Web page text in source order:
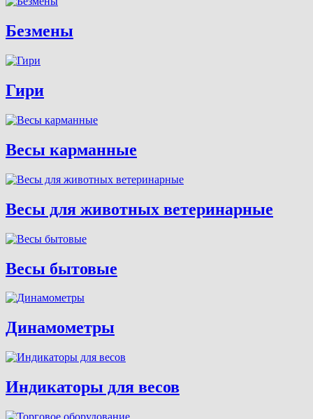
Безмены
Гири
Весы карманные
Весы для животных ветеринарные
Весы бытовые
Динамометры
Индикаторы для весов